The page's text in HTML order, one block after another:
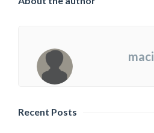
Recent Posts